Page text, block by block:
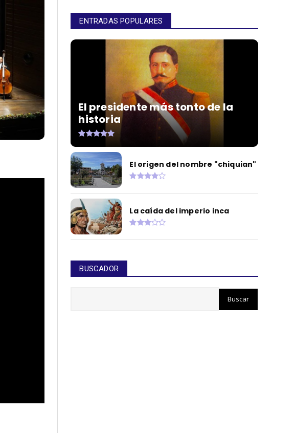
ENTRADAS POPULARES
El presidente más tonto de la
historia
El origen del nombre "chiquian"
La caída del imperio inca
BUSCADOR